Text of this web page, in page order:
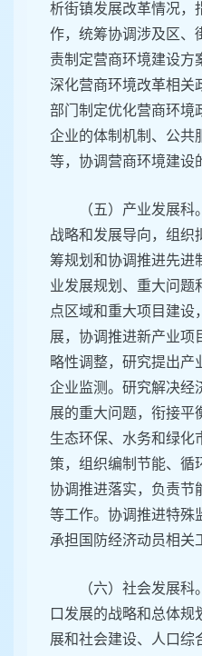
析街镇发展改革情况，
作，统筹协调涉及区、
责制定营商环境建设方
深化营商环境改革相关
部门制定优化营商环境
企业的体制机制、公共
等，协调营商环境建设
（五）产业发展
战略和发展导向，组织
筹规划和协调推进先进
业发展规划、重大问题
点区域和重大项目建设
展，协调推进新产业项
略性调整，研究提出产
企业监测。研究解决经
展的重大问题，衔接平
生态环保、水务和绿化
策，组织编制节能、循
协调推进落实，负责节
等工作。协调推进特殊
承担国防经济动员相关
（六）社会发展
口发展的战略和总体规
展和社会建设、人口综